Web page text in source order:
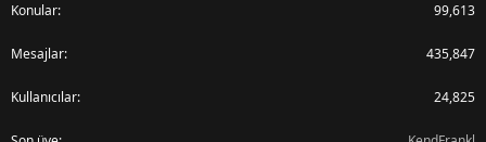
Konular 99,613
Mesajlar 435,847
Kullanıcılar 24,825